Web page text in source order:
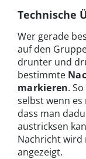
Technische
Wer gerade
auf den
drunter und
bestimmte
markieren.
selbst wenn
dass man
austricksen
Nachricht wird
angezeigt.